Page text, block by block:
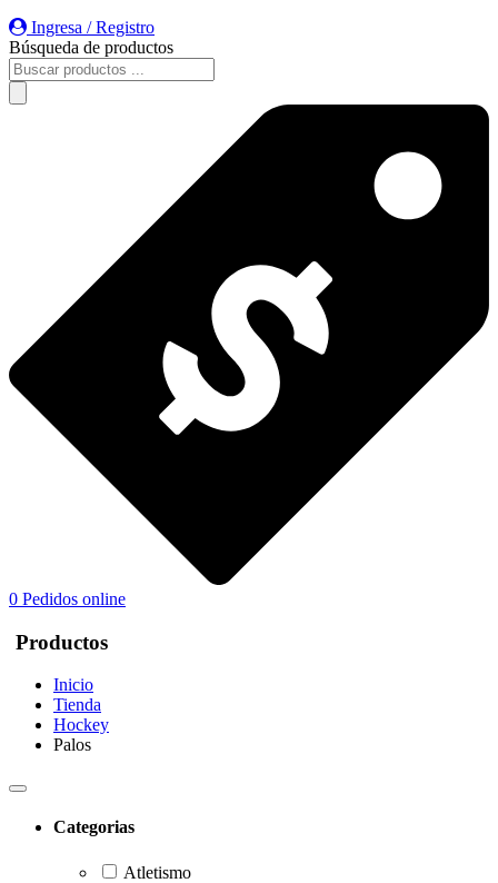
Ingresa / Registro
Búsqueda de productos
0 Pedidos online
Productos
Inicio
Tienda
Hockey
Palos
Categorias
Atletismo